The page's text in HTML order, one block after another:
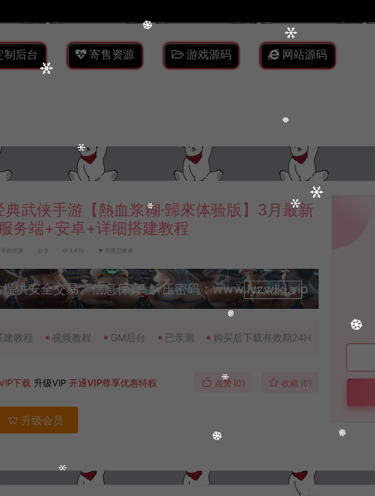
后台 寄售资源 游戏源码 网站源码
典武侠手游【熱血浆糊·歸來体验版】3月最新
务端+安卓+详细搭建教程
手游资源 0 3,415 百度已收录
提供安全交易、信息保真! 解压密码：www.lyzwlkj.vip
升级会员
建教程 视频教程 GM后台 已亲测 购买后下载有效期24H
下载 升级VIP 开通VIP尊享优惠特权 点赞 (0) 收藏 (0)
升级会员